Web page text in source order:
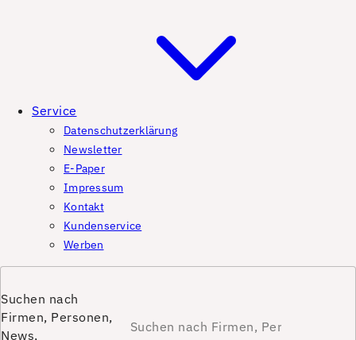
Service
Datenschutzerklärung
Newsletter
E-Paper
Impressum
Kontakt
Kundenservice
Werben
Suchen nach
Firmen, Personen,
News,